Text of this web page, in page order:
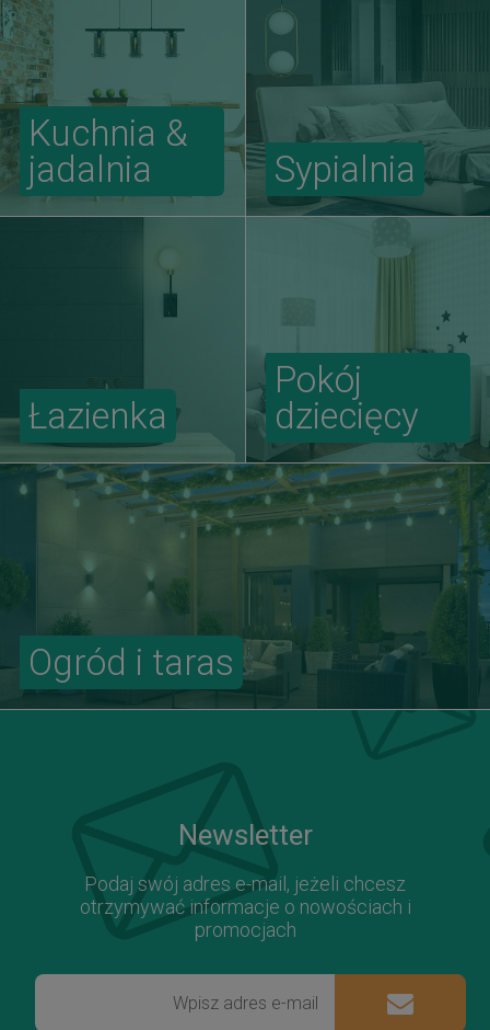
Kuchnia &
jadalnia
Sypialnia
Ogród i taras
Łazienka
Pokój
dziecięcy
Newsletter
Podaj swój adres e-mail, jeżeli chcesz
otrzymywać informacje o nowościach i
promocjach